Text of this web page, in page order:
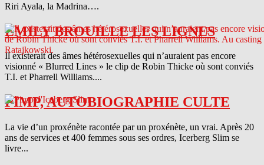
Riri Ayala, la Madrina….
EMILY BROUILLE LES LIGNES
Il existerait des âmes hétérosexuelles qui n’auraient pas encore
visionné « Blurred Lines » le clip de Robin Thicke où sont conviés
T.I. et Pharrell Williams....
PIMP, AUTOBIOGRAPHIE CULTE
La vie d’un proxénète racontée par un proxénète, un vrai. Après 20
ans de services et 400 femmes sous ses ordres, Icerberg Slim se
livre...